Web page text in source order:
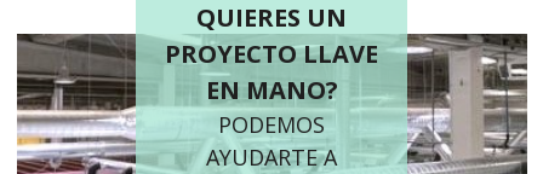
QUIERES UN
PROYECTO LLAVE
EN MANO?
PODEMOS
AYUDARTE A